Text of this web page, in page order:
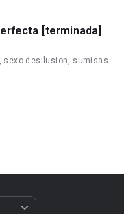
[terminada]
romanse, sexo desilusion, sumisas